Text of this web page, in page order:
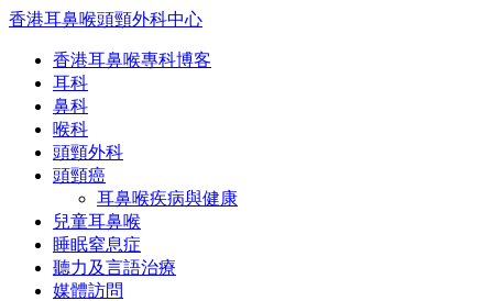
香港耳鼻喉頭頸外科中心
香港耳鼻喉專科博客
耳科
鼻科
喉科
頭頸外科
頭頸癌
耳鼻喉疾病與健康
兒童耳鼻喉
睡眠窒息症
聽力及言語治療
媒體訪問